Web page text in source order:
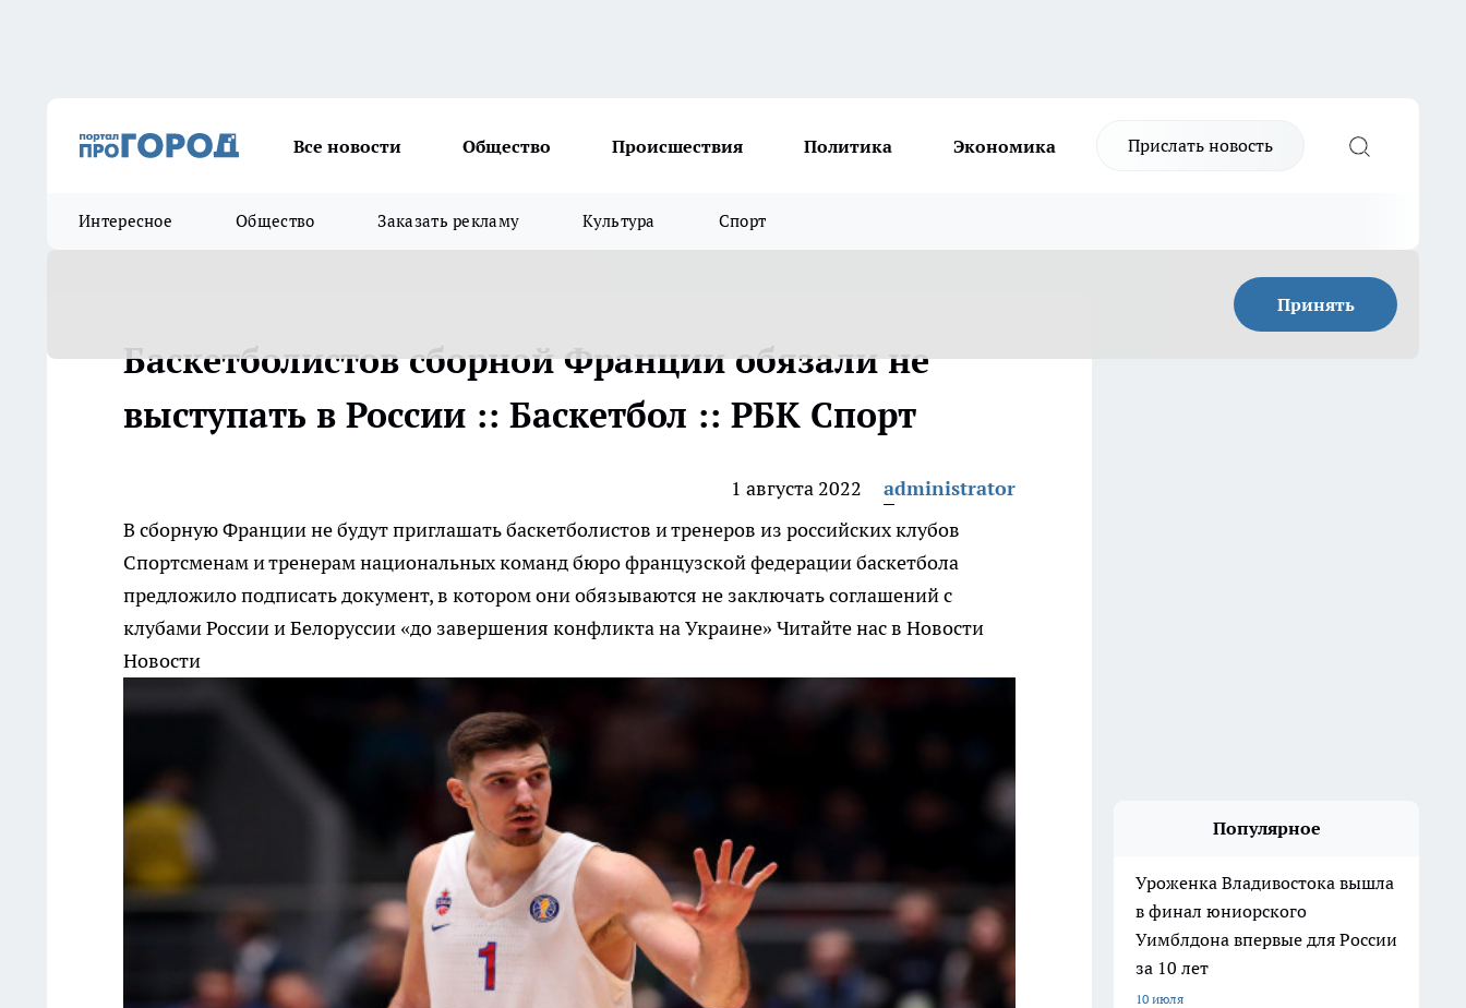
Все новости Общество Происшествия Политика Экономика Прислать новость
Интересное Общество Заказать рекламу Культура Спорт
Принять
Баскетболистов сборной Франции обязали не
выступать в России :: Баскетбол :: РБК Спорт
1 августа 2022
administrator
В сборную Франции не будут приглашать баскетболистов и тренеров из российских клубов
Спортсменам и тренерам национальных команд бюро французской федерации баскетбола
предложило подписать документ, в котором они обязываются не заключать соглашений с
клубами России и Белоруссии «до завершения конфликта на Украине» Читайте нас в Новости
Новости
Популярное
Уроженка Владивостока вышла
в финал юниорского
Уимблдона впервые для России
за 10 лет
10 июля